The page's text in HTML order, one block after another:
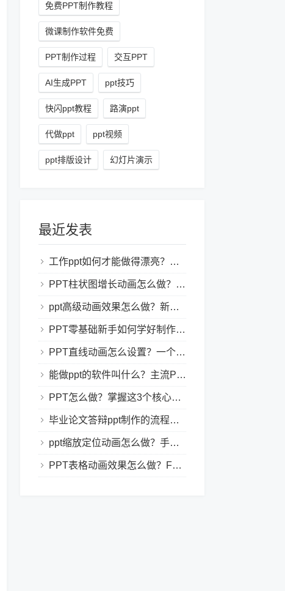
免费PPT制作教程
微课制作软件免费
PPT制作过程 交互PPT
AI生成PPT ppt技巧
快闪ppt教程 路演ppt
代做ppt ppt视频
ppt排版设计 幻灯片演示
最近发表
工作ppt如何才能做得漂亮？职场PPT美化与制作技巧
PPT柱状图增长动画怎么做？实用的ppt技巧分享给你！
ppt高级动画效果怎么做？新手也能学会的亮眼PPT动画指南
PPT零基础新手如何学好制作PPT？新手入门全攻略
PPT直线动画怎么设置？一个简单的设置技巧
能做ppt的软件叫什么？主流PPT制作软件盘点与选型指南
PPT怎么做？掌握这3个核心制作方法与技巧，新手也能变大神！
毕业论文答辩ppt制作的流程是怎样的？新手零门槛指南
ppt缩放定位动画怎么做？手把手教程，小白也能学会做动态PPT
PPT表格动画效果怎么做？Focusky让你的演示更独特！